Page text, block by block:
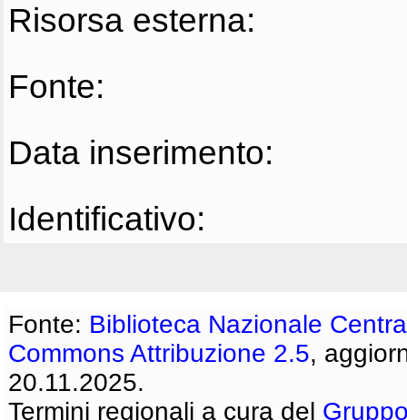
Risorsa esterna:
Fonte:
Data inserimento:
Identificativo:
Fonte: Biblioteca Nazionale
Commons Attribuzione 2.5,
20.11.2025.
Termini regionali a cura del